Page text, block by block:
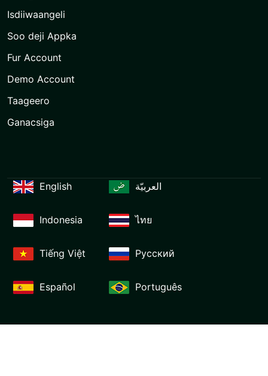
Isdiiwaangeli
Soo deji Appka
Fur Account
Demo Account
Taageero
Ganacsiga
English العربيّة
Indonesia ไทย
Tiếng Việt Русский
Español Português